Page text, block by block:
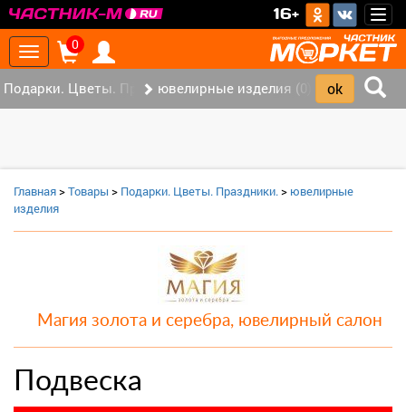
16+
Toggle
navigation
0
Подарки. Цветы. Праздники. (0)ювелирные изделия (0)
Главная>Товары > Подарки. Цветы. Праздники.> ювелирные
изделия
Магия золота и серебра, ювелирный салон
Подвеска